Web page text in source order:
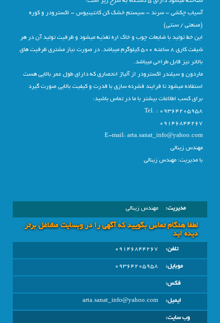
آسیاب چکشی – سرند – سیستم خشک کن کانتینیوس – اکسترودر و کوره
(صنعتی / سنتی)
این خط تولید با ضایعات چوب و خاک اره تغذیه میشود و ظرفیت تولید آن در هر
شیفت کاری 8 ساعته 500 کیلوگرم میباشد. در صورت نیاز مشتری ظرفیت های
بالاتر نیز قابل طراحی میباشد.
ماردون و سیلندر اکسترودر از آلیاژ انحصاری که دارای طول عمر بالایی هست
استفاده میشود تا فرایند فشرده سازی با قدرت و کیفیت بالایی صورت گیرد
برای کسب اطلاعات بیشتر با ما در تماس باشید:
Tel. : 09364205958
09146844267
E-mail: arta.sanat_info@yahoo.com
مهندس زینالی
با مدیریت: مهندس زینالی
مدیریت: مهندس زینالی
لطفا هنگام تماس بگویید که آگهی را در وبسايت مشاغل برتر
دیده اید
تلفن:
09146844267
موبایل:
09364205958
فکس:
ایمیل:
arta.sanat_info@yahoo.com
وب سایت: